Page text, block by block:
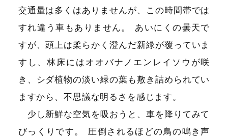
交通量は多くはありませんが、この時間帯では
すれ違う車もありません。
あいにくの曇天で
すが、頭上は柔らかく澄んだ新緑が覆っていま
すし、林床にはオオバナノエンレイソウが咲
き、シダ植物の淡い緑の葉も敷き詰められてい
ますから、不思議な明るさを感じます。
少し新鮮な空気を吸おうと、車を降りてみて
びっくりです。
圧倒されるほどの鳥の鳴き声